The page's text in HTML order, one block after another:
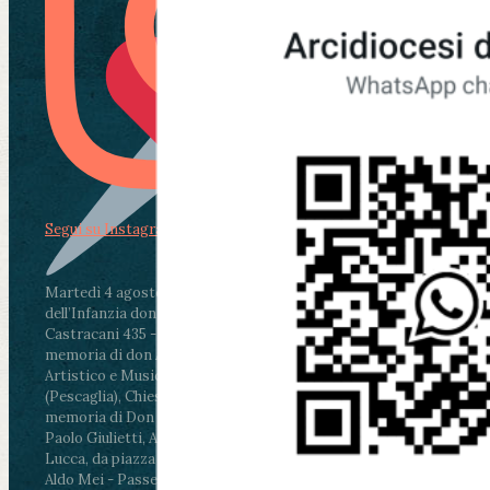
Martedì 4 agosto2026
ore 11:30 - Lucca, Scuola
dell’Infanzia don Aldo Mei - Viale Castruccio
Castracani 435 - Inaugurazione murales in
memoria di don Aldo Mei curato dal Liceo
Artistico e Musicale “Passaglia”
ore 18 - Fiano
(Pescaglia), Chiesa parrocchiale - Messa in
memoria di Don Aldo Mei celebrata da mons.
Paolo Giulietti, Arcivescovo di Lucca
ore 20.30 -
Lucca, da piazza San Michele al Cippo di don
Aldo Mei - Passeggiata della Memoria in alcuni
Segui su Instagram